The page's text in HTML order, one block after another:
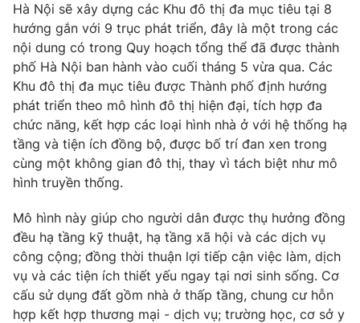
Góc doanh nghiệp
Truyền hình
Phim VTV
Hậu trường
Nhân vật
Khán giả
Giải sao mai
Giải trí
Điện ảnh
Âm nhạc
Sao
Đời sống
Du lịch
Làm đẹp
Chất lượng cuộc sống
Giáo dục
Học trực tuyến
Công nghệ
Hitech Công nghệ tương lai
Sản phẩm
Thị trường
Giao lưu trực tuyến
Lịch phát sóng
Hà Nội sẽ xây dựng các Khu đô thị đa mục tiêu tại 8
hướng gắn với 9 trục phát triển, đây là một trong các
nội dung có trong Quy hoạch tổng thể đã được thành
phố Hà Nội ban hành vào cuối tháng 5 vừa qua. Các
Khu đô thị đa mục tiêu được Thành phố định hướng
phát triển theo mô hình đô thị hiện đại, tích hợp đa
chức năng, kết hợp các loại hình nhà ở với hệ thống hạ
tầng và tiện ích đồng bộ, được bố trí đan xen trong
cùng một không gian đô thị, thay vì tách biệt như mô
hình truyền thống.
Mô hình này giúp cho người dân được thụ hưởng đồng
đều hạ tầng kỹ thuật, hạ tầng xã hội và các dịch vụ
công cộng; đồng thời thuận lợi tiếp cận việc làm, dịch
vụ và các tiện ích thiết yếu ngay tại nơi sinh sống. Cơ
cấu sử dụng đất gồm nhà ở thấp tầng, chung cư hỗn
hợp kết hợp thương mại - dịch vụ; trường học, cơ sở y